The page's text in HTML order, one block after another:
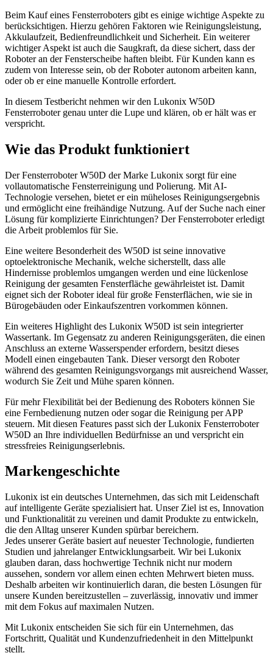
Beim Kauf eines Fensterroboters gibt es einige wichtige Aspekte zu
berücksichtigen. Hierzu gehören Faktoren wie Reinigungsleistung,
Akkulaufzeit, Bedienfreundlichkeit und Sicherheit. Ein weiterer
wichtiger Aspekt ist auch die Saugkraft, da diese sichert, dass der
Roboter an der Fensterscheibe haften bleibt. Für Kunden kann es
zudem von Interesse sein, ob der Roboter autonom arbeiten kann,
oder ob er eine manuelle Kontrolle erfordert.
In diesem Testbericht nehmen wir den Lukonix W50D
Fensterroboter genau unter die Lupe und klären, ob er hält was er
verspricht.
Wie das Produkt funktioniert
Der Fensterroboter W50D der Marke Lukonix sorgt für eine
vollautomatische Fensterreinigung und Polierung. Mit AI-
Technologie versehen, bietet er ein müheloses Reinigungsergebnis
und ermöglicht eine freihändige Nutzung. Auf der Suche nach einer
Lösung für komplizierte Einrichtungen? Der Fensterroboter erledigt
die Arbeit problemlos für Sie.
Eine weitere Besonderheit des W50D ist seine innovative
optoelektronische Mechanik, welche sicherstellt, dass alle
Hindernisse problemlos umgangen werden und eine lückenlose
Reinigung der gesamten Fensterfläche gewährleistet ist. Damit
eignet sich der Roboter ideal für große Fensterflächen, wie sie in
Bürogebäuden oder Einkaufszentren vorkommen können.
Ein weiteres Highlight des Lukonix W50D ist sein integrierter
Wassertank. Im Gegensatz zu anderen Reinigungsgeräten, die einen
Anschluss an externe Wasserspender erfordern, besitzt dieses
Modell einen eingebauten Tank. Dieser versorgt den Roboter
während des gesamten Reinigungsvorgangs mit ausreichend Wasser,
wodurch Sie Zeit und Mühe sparen können.
Für mehr Flexibilität bei der Bedienung des Roboters können Sie
eine Fernbedienung nutzen oder sogar die Reinigung per APP
steuern. Mit diesen Features passt sich der Lukonix Fensterroboter
W50D an Ihre individuellen Bedürfnisse an und verspricht ein
stressfreies Reinigungserlebnis.
Markengeschichte
Lukonix ist ein deutsches Unternehmen, das sich mit Leidenschaft
auf intelligente Geräte spezialisiert hat. Unser Ziel ist es, Innovation
und Funktionalität zu vereinen und damit Produkte zu entwickeln,
die den Alltag unserer Kunden spürbar bereichern.
Jedes unserer Geräte basiert auf neuester Technologie, fundierten
Studien und jahrelanger Entwicklungsarbeit. Wir bei Lukonix
glauben daran, dass hochwertige Technik nicht nur modern
aussehen, sondern vor allem einen echten Mehrwert bieten muss.
Deshalb arbeiten wir kontinuierlich daran, die besten Lösungen für
unsere Kunden bereitzustellen – zuverlässig, innovativ und immer
mit dem Fokus auf maximalen Nutzen.
Mit Lukonix entscheiden Sie sich für ein Unternehmen, das
Fortschritt, Qualität und Kundenzufriedenheit in den Mittelpunkt
stellt.